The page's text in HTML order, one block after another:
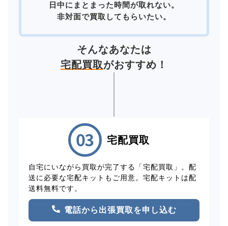
日中にまとまった時間が取れない。
非対面で買取してもらいたい。
そんなあなたは
宅配買取がおすすめ！
宅配買取
自宅にいながら買取が完了する「宅配買取」。配
送に必要な宅配キットもご用意。宅配キットは配
送料無料です。
電話から出張買取を申し込む